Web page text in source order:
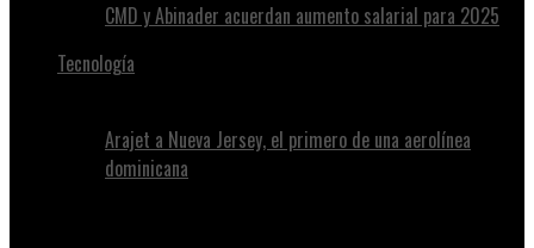
CMD y Abinader acuerdan aumento salarial para 2025
Tecnología
Arajet a Nueva Jersey, el primero de una aerolínea
dominicana